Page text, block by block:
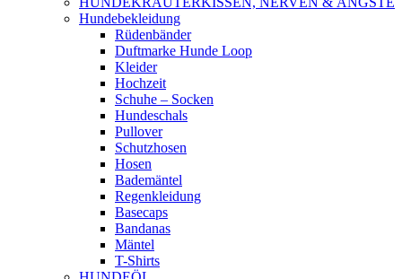
Hundebekleidung
Rüdenbänder
Duftmarke Hunde Loop
Kleider
Hochzeit
Schuhe – Socken
Hundeschals
Pullover
Schutzhosen
Hosen
Bademäntel
Regenkleidung
Basecaps
Bandanas
Mäntel
T-Shirts